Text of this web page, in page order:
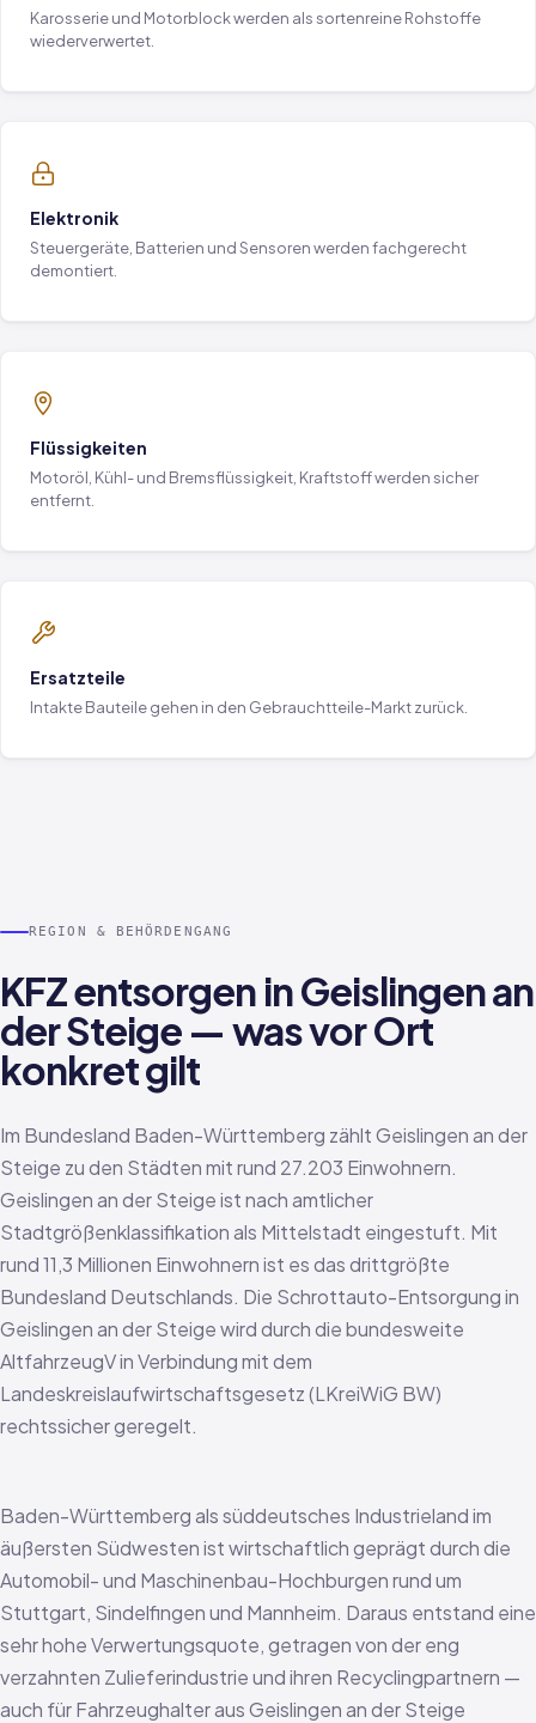
Karosserie und Motorblock werden als sortenreine Rohstoffe
wiederverwertet.
Elektronik
Steuergeräte, Batterien und Sensoren werden fachgerecht
demontiert.
Flüssigkeiten
Motoröl, Kühl- und Bremsflüssigkeit, Kraftstoff werden sicher
entfernt.
Ersatzteile
Intakte Bauteile gehen in den Gebrauchtteile-Markt zurück.
REGION & BEHÖRDENGANG
KFZ entsorgen in Geislingen an
der Steige — was vor Ort
konkret gilt
Im Bundesland Baden-Württemberg zählt Geislingen an der
Steige zu den Städten mit rund 27.203 Einwohnern.
Geislingen an der Steige ist nach amtlicher
Stadtgrößenklassifikation als Mittelstadt eingestuft. Mit
rund 11,3 Millionen Einwohnern ist es das drittgrößte
Bundesland Deutschlands. Die Schrottauto-Entsorgung in
Geislingen an der Steige wird durch die bundesweite
AltfahrzeugV in Verbindung mit dem
Landeskreislaufwirtschaftsgesetz (LKreiWiG BW)
rechtssicher geregelt.
Baden-Württemberg als süddeutsches Industrieland im
äußersten Südwesten ist wirtschaftlich geprägt durch die
Automobil- und Maschinenbau-Hochburgen rund um
Stuttgart, Sindelfingen und Mannheim. Daraus entstand eine
sehr hohe Verwertungsquote, getragen von der eng
verzahnten Zulieferindustrie und ihren Recyclingpartnern —
auch für Fahrzeughalter aus Geislingen an der Steige